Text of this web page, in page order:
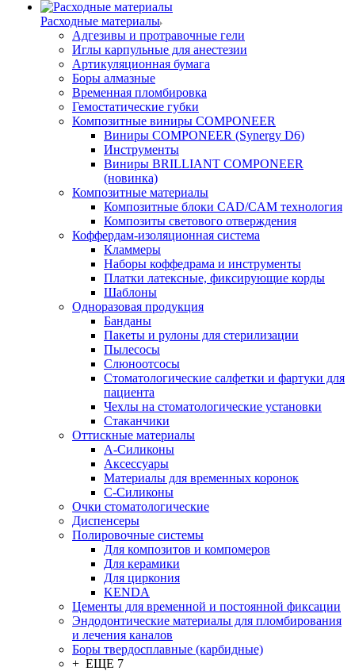
Расходные материалы
Адгезивы и протравочные гели
Иглы карпульные для анестезии
Артикуляционная бумага
Боры алмазные
Временная пломбировка
Гемостатические губки
Композитные виниры COMPONEER
Виниры COMPONEER (Synergy D6)
Инструменты
Виниры BRILLIANT COMPONEER
(новинка)
Композитные материалы
Композитные блоки CAD/СAM технология
Композиты светового отверждения
Коффердам-изоляционная система
Кламмеры
Наборы коффедрама и инструменты
Платки латексные, фиксирующие корды
Шаблоны
Одноразовая продукция
Банданы
Пакеты и рулоны для стерилизации
Пылесосы
Слюноотсосы
Стоматологические салфетки и фартуки для
пациента
Чехлы на стоматологические установки
Стаканчики
Оттискные материалы
А-Силиконы
Аксессуары
Материалы для временных коронок
С-Силиконы
Очки стоматологические
Диспенсеры
Полировочные системы
Для композитов и компомеров
Для керамики
Для циркония
KENDA
Цементы для временной и постоянной фиксации
Эндодонтические материалы для пломбирования
и лечения каналов
Боры твердосплавные (карбидные)
+ ЕЩЕ 7